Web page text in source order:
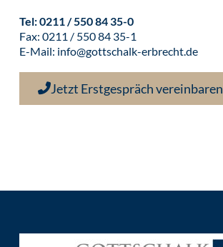
Tel:0211 / 550 84 35-0
Fax: 0211 / 550 84 35-1
E-Mail: info@gottschalk-erbrecht.de
Jetzt Erstgespräch vereinbaren